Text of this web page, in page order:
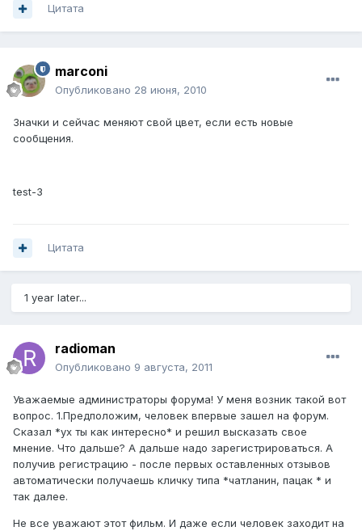
Цитата
marconi
Опубликовано 28 июня, 2010
Значки и сейчас меняют свой цвет, если есть новые
сообщения.
test-3
Цитата
1 year later...
radioman
Опубликовано 9 августа, 2011
Уважаемые администраторы форума! У меня возник такой вот
вопрос. 1.Предположим, человек впервые зашел на форум.
Сказал *ух ты как интересно* и решил высказать свое
мнение. Что дальше? А дальше надо зарегистрироваться. А
получив регистрацию - после первых оставленных отзывов
автоматически получаешь кличку типа *чатланин, пацак * и
так далее.
Не все уважают этот фильм. И даже если человек заходит на